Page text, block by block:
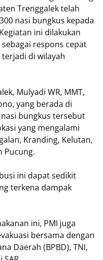
Trenggalek telah
nasi bungkus kepada
ini dilakukan
sebagai respons cepat
di wilayah
Mulyadi WR, MMT,
yang berada di
bungkus tersebut
yang mengalami
Kranding, Kelutan,
Pucung.
ini dapat sedikit
terkena dampak
ini, PMI juga
bersama dengan
Daerah (BPBD), TNI,